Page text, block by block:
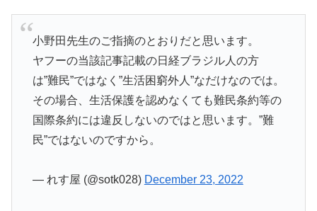
小野田先生のご指摘のとおりだと思います。
ヤフーの当該記事記載の日経ブラジル人の方
は”難民”ではなく”生活困窮外人”なだけなのでは。
その場合、生活保護を認めなくても難民条約等の
国際条約には違反しないのではと思います。”難
民”ではないのですから。
— れす屋 (@sotk028) December 23, 2022